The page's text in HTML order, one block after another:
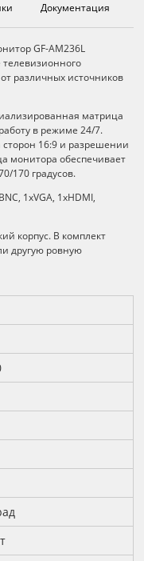
Документация
GF-AM236L
различных источников
матрица
в режиме 24/7.
16:9 и разрешении
монитора обеспечивает
170 градусов.
1xVGA, 1xHDMI,
корпус. В комплект
другую ровную